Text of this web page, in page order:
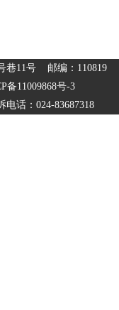
巷11号 邮编：110819
11009868号-3
电话：024-83687318